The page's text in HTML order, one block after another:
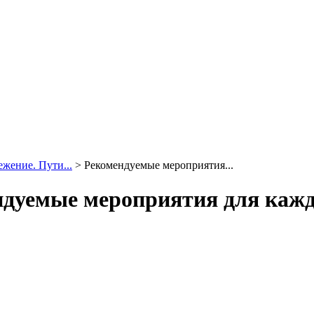
Пути... > Рекомендуемые мероприятия...
мероприятия для